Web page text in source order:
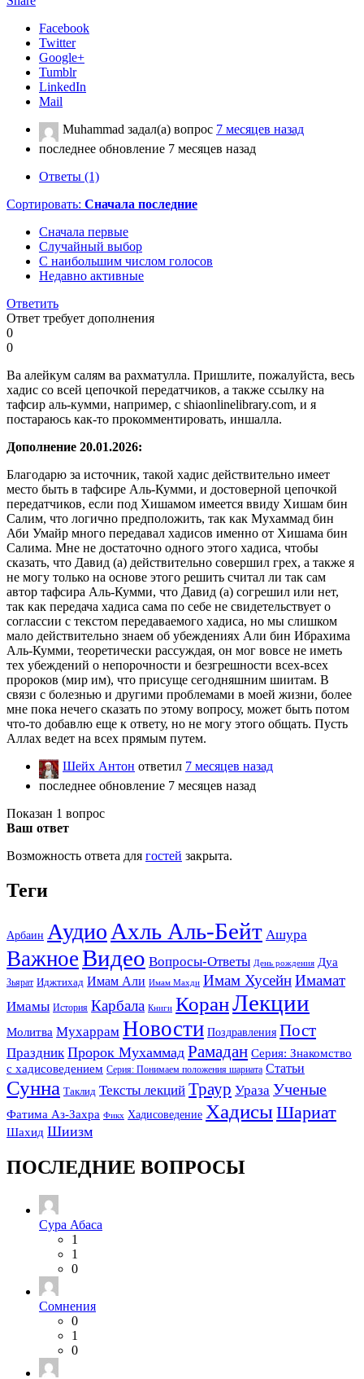
Facebook
Twitter
Google+
Tumblr
LinkedIn
Mail
Muhammad задал(а) вопрос 7 месяцев назад
последнее обновление 7 месяцев назад
Ответы (1)
Сортировать: Сначала последние
Сначала первые
Случайный выбор
С наибольшим числом голосов
Недавно активные
Ответить
Ответ требует дополнения
0
0
Ва алейкум салям ва рахматулла. Пришлите, пожалуйста, весь
хадис со всей цепочкой передатчиков, а также ссылку на
тафсир аль-кумми, например, с shiaonlinelibrary.com, и я
постараюсь как-то прокомментировать, иншалла.
Дополнение 20.01.2026:
Благодарю за источник, такой хадис действительно имеет
место быть в тафсире Аль-Кумми, и достоверной цепочкой
передатчиков, если под Хишамом имеется ввиду Хишам бин
Салим, что логично предположить, так как Мухаммад бин
Аби Умайр много передавал хадисов именно от Хишама бин
Салима. Мне не достаточно одного этого хадиса, чтобы
сказать, что Давид (а) действительно совершил грех, а также я
не могу только на основе этого решить считал ли так сам
автор тафсира Аль-Кумми, что Давид (а) согрешил или нет,
так как передача хадиса сама по себе не свидетельствует о
соглассии с текстом передаваемого хадиса, но мы слишком
мало действительно знаем об убеждениях Али бин Ибрахима
Аль-Кумми, теоретически рассуждая, он мог вовсе не иметь
тех убеждений о непорочности и безгрешности всех-всех
пророков (мир им), что присуще сегодняшним шиитам. В
связи с болезнью и другими проблемами в моей жизни, более
мне пока нечего сказать по этому вопросу, может быть потом
что-то добавлю еще к ответу, но не могу этого общать. Пусть
Аллах ведет на всех прямым путем.
Шейх Антон ответил 7 месяцев назад
последнее обновление 7 месяцев назад
Показан 1 вопрос
Ваш ответ
Возможность ответа для гостей закрыта.
Теги
Арбаин Аудио Ахль Аль-Бейт Ашура
ВажноеВидео Вопросы-Ответы День рождения Дуа
Зьярат Иджтихад Имам Али Имам Махди Имам ХусейнИмамат
Имамы История Карбала Книги КоранЛекции
Молитва Мухаррам Новости Поздравления Пост
Праздник Пророк Мухаммад Рамадан Серия: Знакомство
с хадисоведением Серия: Понимаем положения шариата Статьи
Сунна Таклид Тексты лекций Траур Ураза Ученые
Фатима Аз-Захра Фикх Хадисоведение ХадисыШариат
Шахид Шиизм
ПОСЛЕДНИЕ ВОПРОСЫ
Сура Абаса
1
1
0
Сомнения
0
1
0